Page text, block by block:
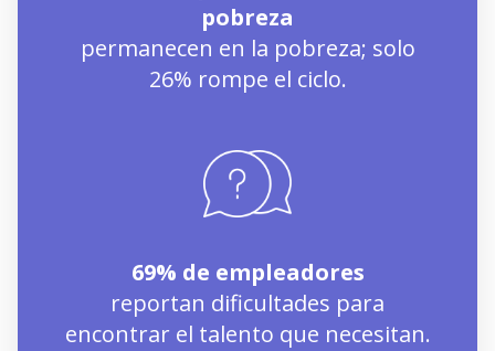
pobreza
permanecen en la pobreza; solo
26% rompe el ciclo.
69% de empleadores
reportan dificultades para
encontrar el talento que necesitan.